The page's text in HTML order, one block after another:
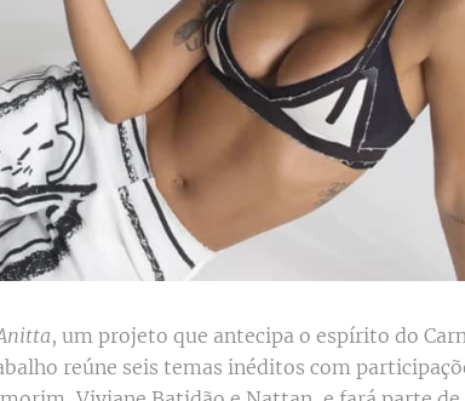
, um projeto que antecipa o espírito do
reúne seis temas inéditos com